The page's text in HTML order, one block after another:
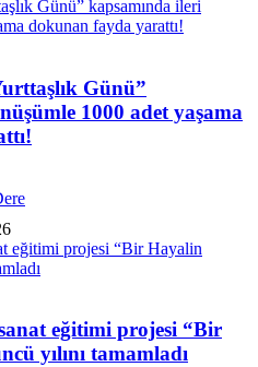
Günü”
1000 adet yaşama
eğitimi projesi “Bir
yılını tamamladı